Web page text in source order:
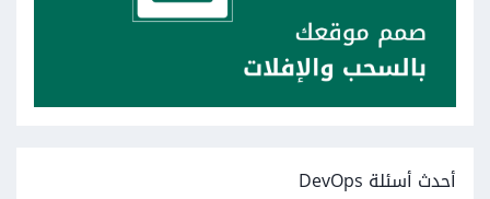
أحدث أسئلة DevOps